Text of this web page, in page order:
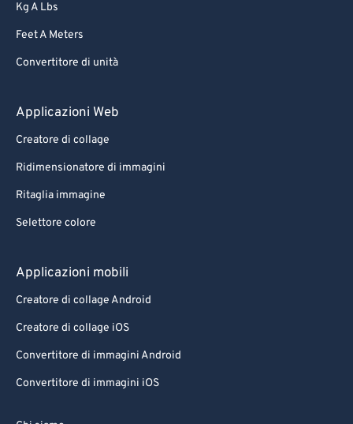
Kg A Lbs
Feet A Meters
Convertitore di unità
Applicazioni Web
Creatore di collage
Ridimensionatore di immagini
Ritaglia immagine
Selettore colore
Applicazioni mobili
Creatore di collage Android
Creatore di collage iOS
Convertitore di immagini Android
Convertitore di immagini iOS